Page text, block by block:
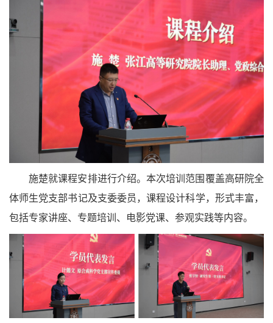
施楚就课程安排进行介绍。本次培训范围覆盖高研院全
体师生党支部书记及支委委员，课程设计科学，形式丰富，
包括专家讲座、专题培训、电影党课、参观实践等内容。